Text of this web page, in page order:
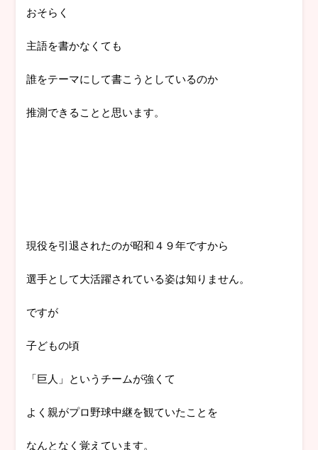
おそらく
主語を書かなくても
誰をテーマにして書こうとしているのか
推測できることと思います。
現役を引退されたのが昭和４９年ですから
選手として大活躍されている姿は知りません。
ですが
子どもの頃
「巨人」というチームが強くて
よく親がプロ野球中継を観ていたことを
なんとなく覚えています。